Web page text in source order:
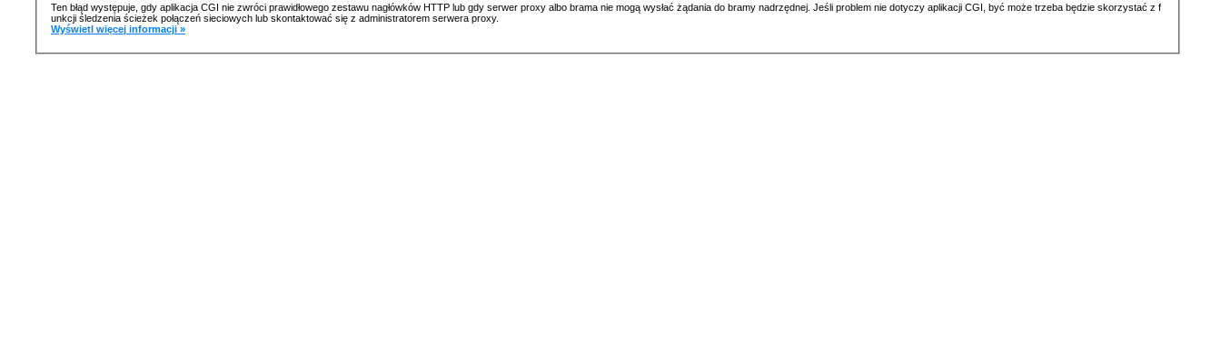
Ten błąd występuje, gdy aplikacja CGI nie zwróci prawidłowego zestawu nagłówków HTTP lub gdy serwer proxy albo brama nie mogą wysłać żądania do bramy nadrzędnej. Jeśli problem nie dotyczy aplikacji CGI, być może trzeba będzie skorzystać z f
unkcji śledzenia ścieżek połączeń sieciowych lub skontaktować się z administratorem serwera proxy.
Wyświetl więcej informacji »